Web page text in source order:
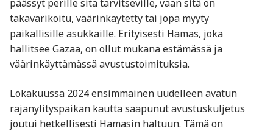
päässyt perille sitä tarvitseville, vaan sitä on
takavarikoitu, väärinkäytetty tai jopa myyty
paikallisille asukkaille. Erityisesti Hamas, joka
hallitsee Gazaa, on ollut mukana estämässä ja
väärinkäyttämässä avustustoimituksia.
Lokakuussa 2024 ensimmäinen uudelleen avatun
rajanylityspaikan kautta saapunut avustuskuljetus
joutui hetkellisesti Hamasin haltuun. Tämä on